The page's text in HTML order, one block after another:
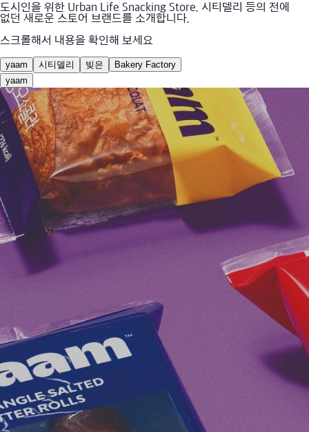
도시인을 위한 Urban Life Snacking Store. 시티델리 등의 전에
없던 새로운 스토어 브랜드를 소개합니다.
스크롤해서 내용을 확인해 보세요
yaam 시티델리 빚은
Bakery Factory
yaam